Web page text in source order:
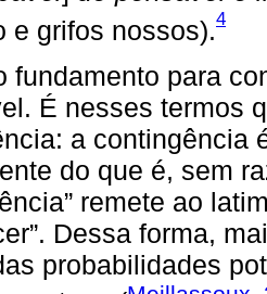
e grifos nossos).4
fundamento para
É nesses termos
a contingência
do que é, sem
remete ao
Dessa forma,
probabilidades